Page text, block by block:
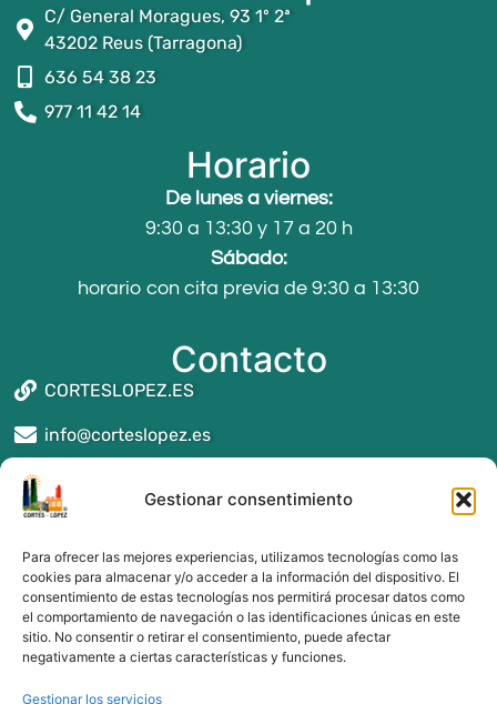
Gestionar consentimiento
Para ofrecer las mejores experiencias, utilizamos tecnologías como las
cookies para almacenar y/o acceder a la información del dispositivo. El
consentimiento de estas tecnologías nos permitirá procesar datos como
el comportamiento de navegación o las identificaciones únicas en este
sitio. No consentir o retirar el consentimiento, puede afectar
negativamente a ciertas características y funciones.
Gestionar los servicios
C/ General Moragues, 93 1º 2ª
43202 Reus (Tarragona)
636 54 38 23
977 11 42 14
Horario
De lunes a viernes:
9:30 a 13:30 y 17 a 20 h
Sábado:
horario con cita previa de 9:30 a 13:30
Contacto
CORTESLOPEZ.ES
info@corteslopez.es
Seguros y asesoría en Reus
Seguros y asesoría en Valls
Seguros y asesoría en Alcover
Seguros y asesoría en Tarragona
Seguros y asesoría en Cambrils
Seguros y asesoría en Salou